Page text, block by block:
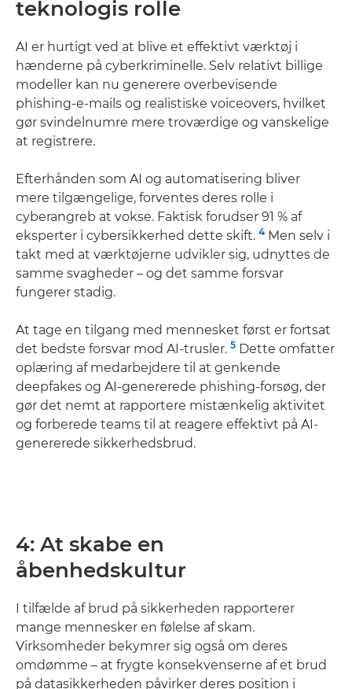
teknologis rolle
AI er hurtigt ved at blive et effektivt værktøj i
hænderne på cyberkriminelle. Selv relativt billige
modeller kan nu generere overbevisende
phishing-e-mails og realistiske voiceovers, hvilket
gør svindelnumre mere troværdige og vanskelige
at registrere.
Efterhånden som AI og automatisering bliver
mere tilgængelige, forventes deres rolle i
cyberangreb at vokse. Faktisk forudser 91 % af
eksperter i cybersikkerhed dette skift. 4 Men selv i
takt med at værktøjerne udvikler sig, udnyttes de
samme svagheder – og det samme forsvar
fungerer stadig.
At tage en tilgang med mennesket først er fortsat
det bedste forsvar mod AI-trusler. 5 Dette omfatter
oplæring af medarbejdere til at genkende
deepfakes og AI-genererede phishing-forsøg, der
gør det nemt at rapportere mistænkelig aktivitet
og forberede teams til at reagere effektivt på AI-
genererede sikkerhedsbrud.
4: At skabe en
åbenhedskultur
I tilfælde af brud på sikkerheden rapporterer
mange mennesker en følelse af skam.
Virksomheder bekymrer sig også om deres
omdømme – at frygte konsekvenserne af et brud
på datasikkerheden påvirker deres position i